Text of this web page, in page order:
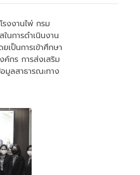
งงานไพ่ กรม
นการดำเนินงาน
เป็นการเข้าศึกษา
ค์กร การส่งเสริม
มูลสาธารณะทาง